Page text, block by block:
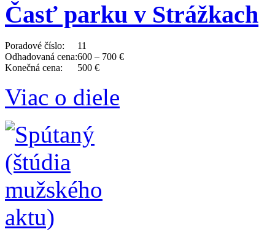
Časť parku v Strážkach
Poradové číslo:
11
Odhadovaná cena:600 – 700 €
Konečná cena:
500 €
Viac o diele